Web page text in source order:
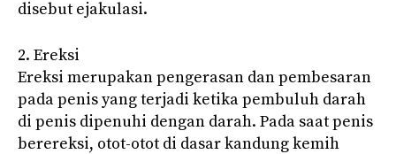
disebut ejakulasi.
2. Ereksi
Ereksi merupakan pengerasan dan pembesaran
pada penis yang terjadi ketika pembuluh darah
di penis dipenuhi dengan darah. Pada saat penis
berereksi, otot-otot di dasar kandung kemih